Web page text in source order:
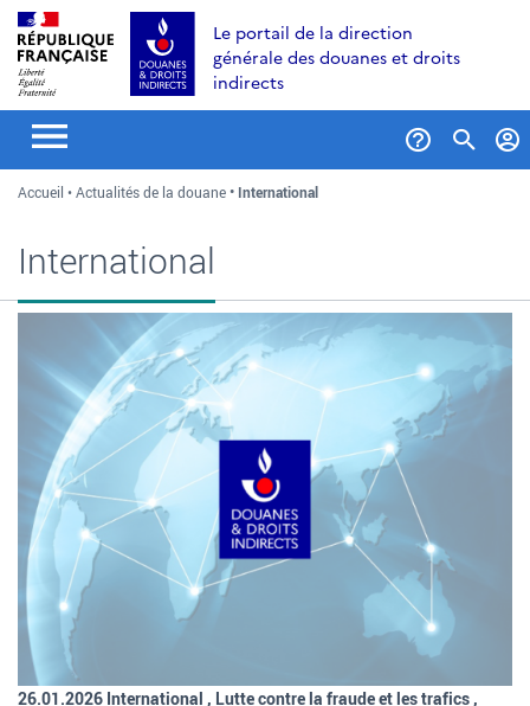
Aller
au
contenu
Aller
recherche
Aller
au
menu
Le portail de la direction
générale des douanes et droits
indirects
Accueil Actualités de la douane International
International
26.01.2026 International , Lutte contre la fraude et les trafics ,